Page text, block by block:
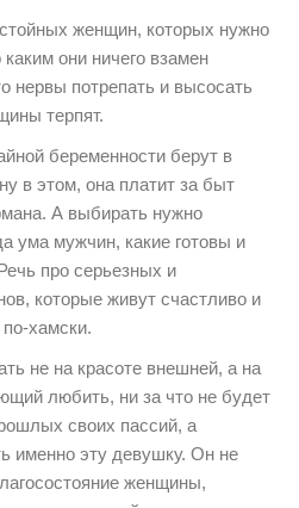
женщин, которых нужно
они ничего взамен
нервы потрепать и высосать
терпят.
беременности берут в
в этом, она платит за быт
А выбирать нужно
ума мужчин, какие готовы и
про серьезных и
которые живут счастливо и
хамски.
не на красоте внешней, а на
любить, ни за что не будет
своих пассий, а
именно эту девушку. Он не
женщины,